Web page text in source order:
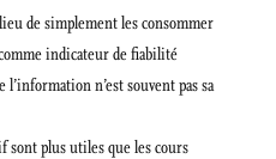
de simplement les consommer
indicateur de fiabilité
n’est souvent pas sa
sont plus utiles que les cours